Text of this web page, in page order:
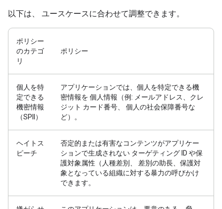
以下は、 ユースケースに合わせて調整できます。
ポリシー
のカテゴ
リ
ポリシー
個人を特
定できる
機密情報
（SPII）
アプリケーションでは、個人を特定できる機
密情報を 個人情報（例: メールアドレス、クレ
ジット カード番号、 個人の社会保障番号な
ど）。
ヘイトス
ピーチ
否定的または有害なコンテンツがアプリケー
ションで生成されない ターゲティング ID や保
護対象属性（人種差別、 差別の助長、保護対
象となっている組織に対する暴力の呼びかけ
できます。